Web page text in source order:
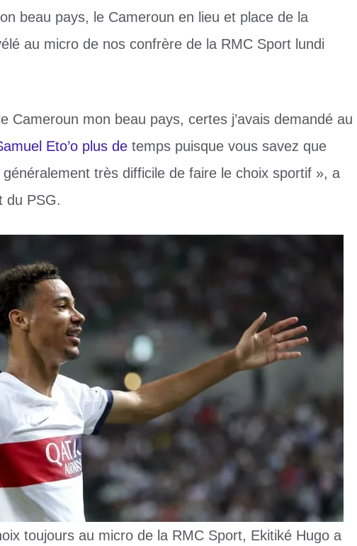
beau pays, le Cameroun en lieu et place de la
au micro de nos confrère de la RMC Sport lundi
Cameroun mon beau pays, certes j’avais demandé au
Eto’o plus de temps puisque vous savez que
généralement très difficile de faire le choix sportif », a
du PSG.
toujours au micro de la RMC Sport, Ekitiké Hugo a